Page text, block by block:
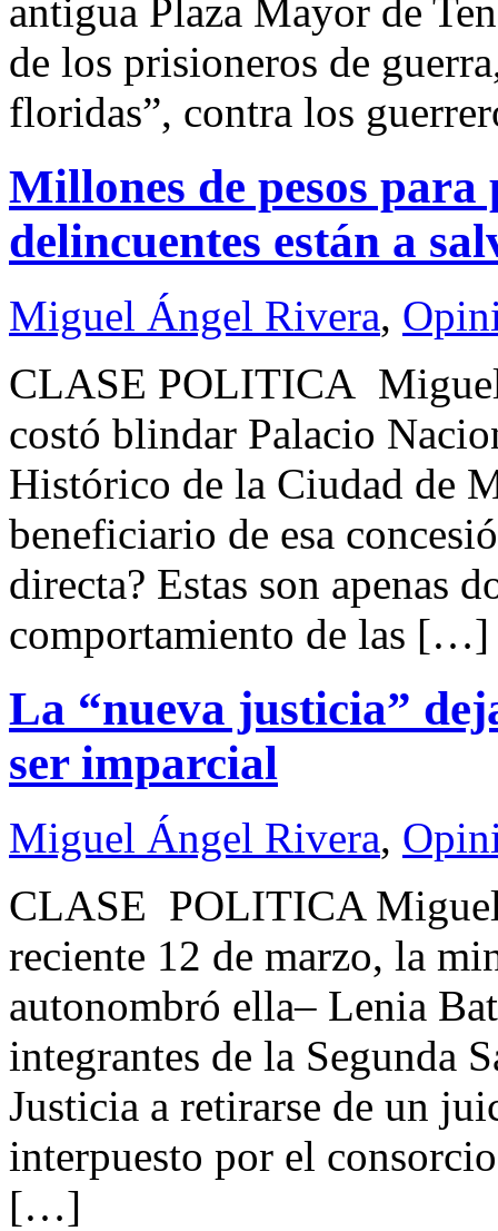
antigua Plaza Mayor de
de los prisioneros de
floridas”, contra los
Millones de pesos
delincuentes están a
Miguel Ángel Rivera,
CLASE POLITICA
costó blindar Palacio
Histórico de la Ciudad de
beneficiario de esa
directa? Estas son apenas
comportamiento de las […]
La “nueva justicia”
ser imparcial
Miguel Ángel Rivera,
CLASE POLITICA
reciente 12 de marzo, la
autonombró ella– Lenia
integrantes de la Segunda
Justicia a retirarse de un
interpuesto por el
[…]